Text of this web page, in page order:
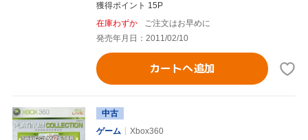
獲得ポイント 15P
在庫わずか
ご注文はお早めに
発売年月日：2011/02/10
カートへ追加
中古
ゲーム
Xbox360